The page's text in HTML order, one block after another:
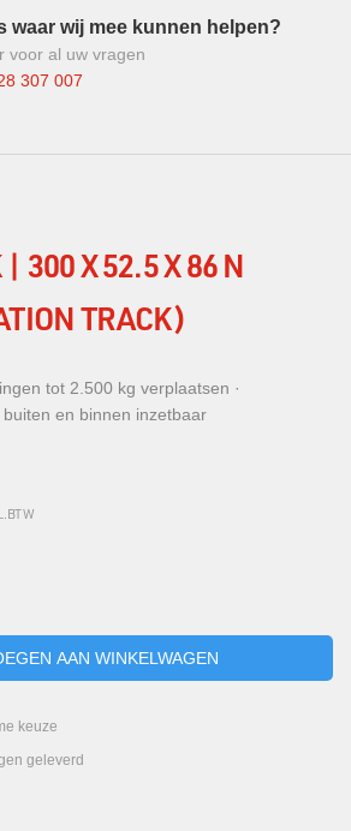
waar wij mee kunnen helpen?
voor al uw vragen
307 007
300 X 52.5 X 86 N
TRACK)
tot 2.500 kg verplaatsen ·
en binnen inzetbaar
keuze
geleverd